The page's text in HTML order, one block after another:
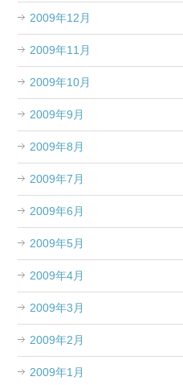
2009年12月
2009年11月
2009年10月
2009年9月
2009年8月
2009年7月
2009年6月
2009年5月
2009年4月
2009年3月
2009年2月
2009年1月